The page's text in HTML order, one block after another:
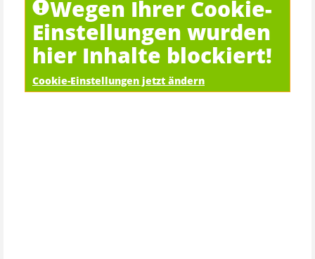
Wegen Ihrer Cookie-
Einstellungen wurden
hier Inhalte blockiert!
Cookie-Einstellungen jetzt ändern